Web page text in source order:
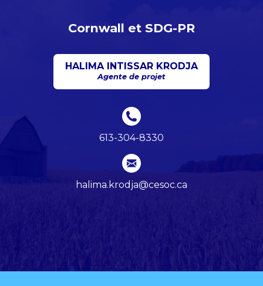
Cornwall et SDG-PR
HALIMA INTISSAR KRODJA
Agente de projet
613-304-8330
halima.krodja@cesoc.ca